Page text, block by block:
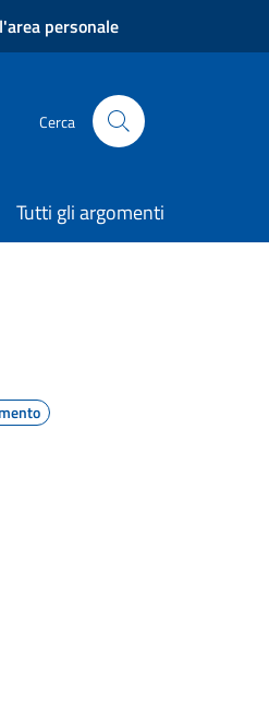
personale
Cerca
Tutti gli argomenti